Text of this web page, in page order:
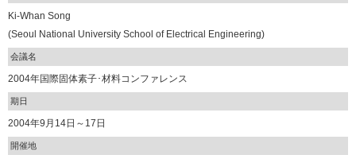
Ki-Whan Song
(Seoul National University School of Electrical Engineering)
会議名
2004年国際固体素子･材料コンファレンス
期日
2004年9月14日～17日
開催地